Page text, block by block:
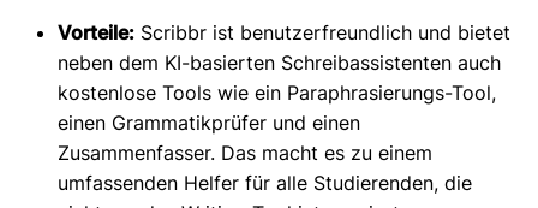
Vorteile: Scribbr ist benutzerfreundlich und bietet
neben dem KI-basierten Schreibassistenten auch
kostenlose Tools wie ein Paraphrasierungs-Tool,
einen Grammatikprüfer und einen
Zusammenfasser. Das macht es zu einem
umfassenden Helfer für alle Studierenden, die